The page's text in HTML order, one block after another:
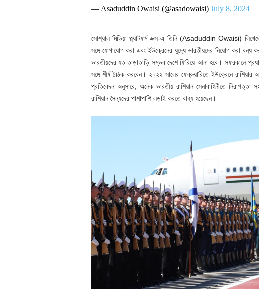
— Asaduddin Owaisi (@asadowaisi) July 8, 2024
সোশ্যাল মিডিয়া প্ল্যাটফর্ম এক্স-এ তিনি (Asaduddin Owaisi)
সঙ্গে যোগাযোগ করা এবং ইউক্রেনের যুদ্ধে ভারতীয়দের নিয়োগ করা বন্ধ
ভারতীয়দের যত তাড়াতাড়ি সম্ভব দেশে ফিরিয়ে আনা হবে। সফরকালে
সঙ্গে শীর্ষ বৈঠক করবেন। ২০২২ সালের ফেব্রুয়ারিতে ইউক্রেনে
প্রতিবেদন অনুসারে, অনেক ভারতীয় রাশিয়ান সেনাবাহিনীতে
রাশিয়ান সৈন্যদের পাশাপাশি লড়াই করতে বাধ্য হয়েছেন।